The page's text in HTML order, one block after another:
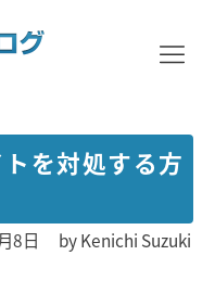
を対処する方
8日 byKenichi Suzuki